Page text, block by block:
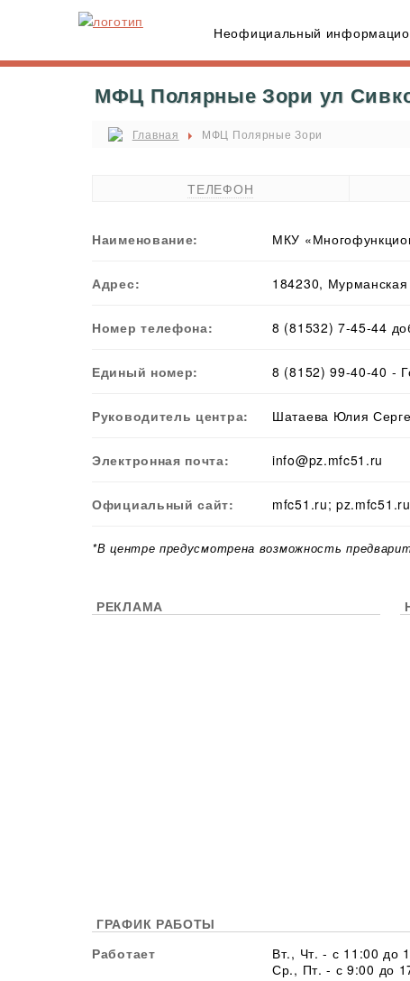
Неофициальный
МФЦ Полярные Зори ул
Главная МФЦ Полярные Зори
ТЕЛЕФОН
Наименование: МКУ
Адрес: 184230,
Номер телефона: 8 (81532) 7-45-44
Единый номер: 8 (8152) 99-40-40 -
Руководитель центра: Шатаева Юлия
Электронная почта: info@pz.mfc51.ru
Официальный сайт: mfc51.ru; pz.mfc51.ru
*В центре предусмотрена возможность
РЕКЛАМА
ГРАФИК РАБОТЫ
Работает
Вт., Чт. - с 11:00 до
Ср., Пт. - с 9:00 до